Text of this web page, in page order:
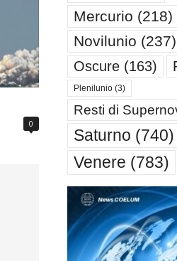
0
Mercurio (218)
Novilunio (237)
Oscure(163)
Plenilunio(3)
Resti di
Saturno (740)
Venere (783)